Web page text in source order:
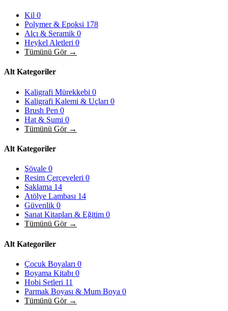
Kil 0
Polymer & Epoksi 178
Alçı & Seramik 0
Heykel Aletleri 0
Tümünü Gör →
Alt Kategoriler
Kaligrafi Mürekkebi 0
Kaligrafi Kalemi & Uçları 0
Brush Pen 0
Hat & Sumi 0
Tümünü Gör →
Alt Kategoriler
Şövale 0
Resim Çerçeveleri 0
Saklama 14
Atölye Lambası 14
Güvenlik 0
Sanat Kitapları & Eğitim 0
Tümünü Gör →
Alt Kategoriler
Çocuk Boyaları 0
Boyama Kitabı 0
Hobi Setleri 11
Parmak Boyası & Mum Boya 0
Tümünü Gör →